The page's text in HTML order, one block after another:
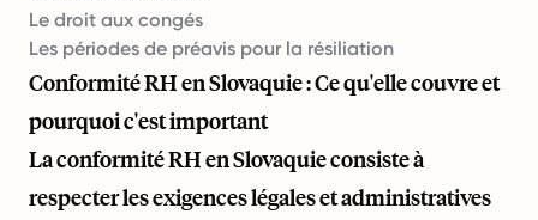
Le droit aux congés
Les périodes de préavis pour la résiliation
Conformité RH en Slovaquie : Ce qu'elle couvre et
pourquoi c'est important
La conformité RH en Slovaquie consiste à
respecter les exigences légales et administratives